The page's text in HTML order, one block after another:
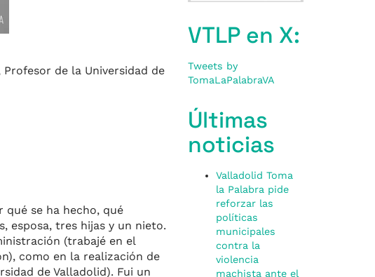
de la Universidad de
se ha hecho, qué
esposa, tres hijas y un nieto.
(trabajé en el
como en la realización de
de Valladolid). Fui un
VTLP en X:
Tweets by
TomaLaPalabraVA
Últimas
noticias
Valladolid Toma
la Palabra pide
reforzar las
políticas
municipales
contra la
violencia
machista ante el